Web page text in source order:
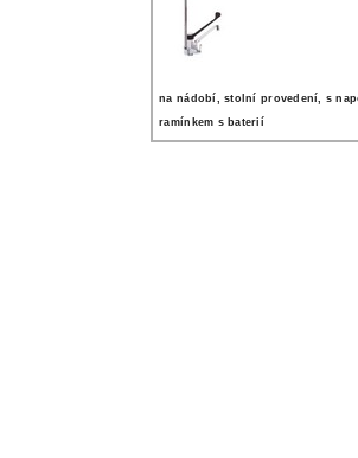
na nádobí, stolní provedení, s
ramínkem s baterií